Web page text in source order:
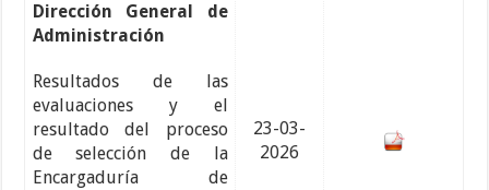
Dirección General de
Administración
Resultados de las
evaluaciones y el
resultado del proceso
de selección de la
Encargaduría de
23-03-
2026